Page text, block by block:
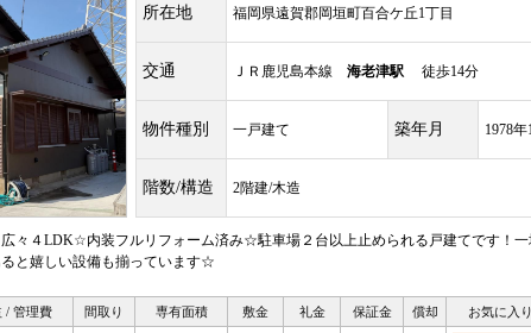
所在地 福岡県遠賀郡岡垣町百合ケ丘1丁目
交通 ＪＲ鹿児島本線 海老津駅 徒歩14分
物件種別 一戸建て 築年月 1978年
階数/構造 2階建/木造
広々４LDK☆内装フルリフォーム済み☆駐車場２台以上止められる戸建てです！
と嬉しい設備も揃っています☆
/ 管理費 間取り 専有面積 敷金 礼金 保証金 償却 お気に入り